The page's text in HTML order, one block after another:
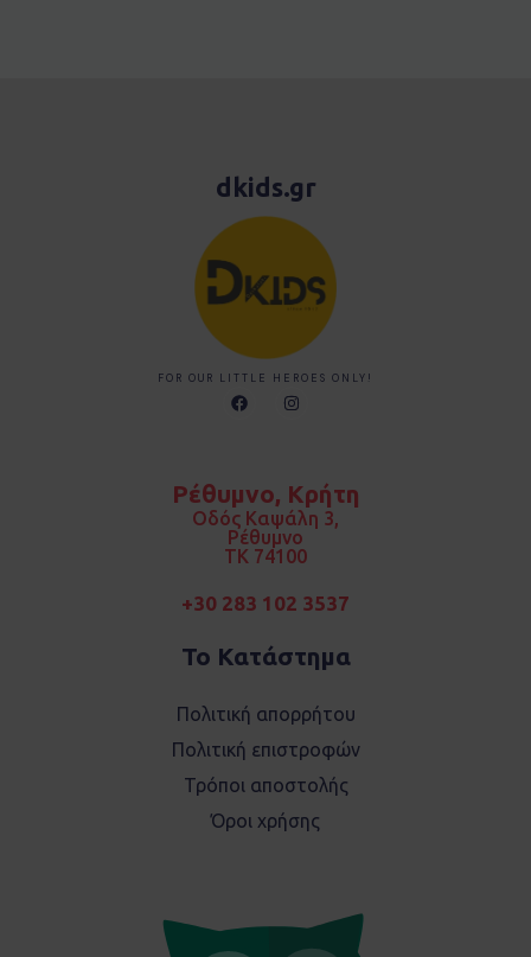
dkids.gr
FOR OUR LITTLE HEROES ONLY!
F
a
o
I
n
r
a
m
Ρέθυμνο, Κρήτη
Οδός Καψάλη 3,
Ρέθυμνο
TK 74100
+30 283 102 3537
Το Κατάστημα
Πολιτική απορρήτου
Πολιτική επιστροφών
Τρόποι αποστολής
Όροι χρήσης